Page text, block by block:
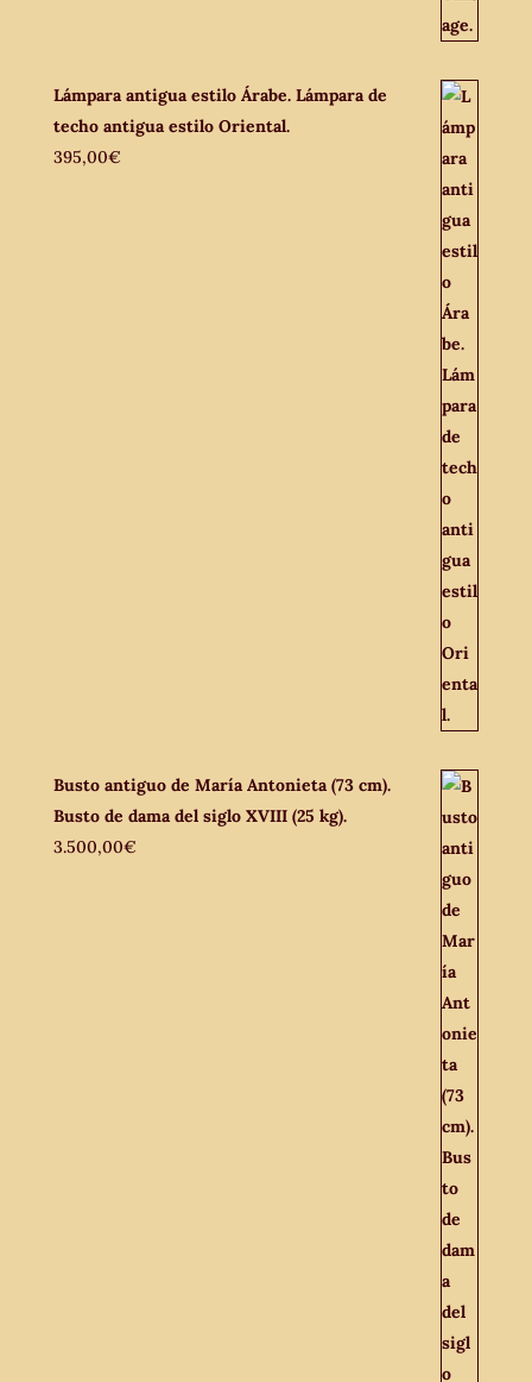
Lámpara antigua estilo Árabe. Lámpara de
techo antigua estilo Oriental.
395,00€
Busto antiguo de María Antonieta (73 cm).
Busto de dama del siglo XVIII (25 kg).
3.500,00€